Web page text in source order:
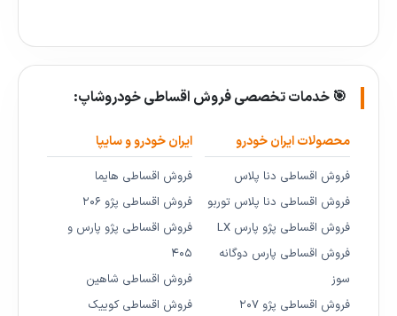
🎯 خدمات تخصصی فروش اقساطی خودروشاپ:
محصولات ایران خودرو
فروش اقساطی دنا پلاس
فروش اقساطی دنا پلاس توربو
فروش اقساطی پژو پارس LX
فروش اقساطی پارس دوگانه
سوز
فروش اقساطی پژو ۲۰۷
ایران خودرو و سایپا
فروش اقساطی هایما
فروش اقساطی پژو ۲۰۶
فروش اقساطی پژو پارس و
۴۰۵
فروش اقساطی شاهین
فروش اقساطی کوییک